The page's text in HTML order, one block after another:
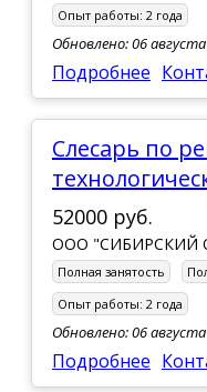
Опыт работы: 2 года
Обновлено: 06
Подробнее
Слесарь по ремонту
52000 руб.
ООО "СИБИРСКИЙ
Полная занятость
Опыт работы: 2 года
Обновлено: 06
Подробнее